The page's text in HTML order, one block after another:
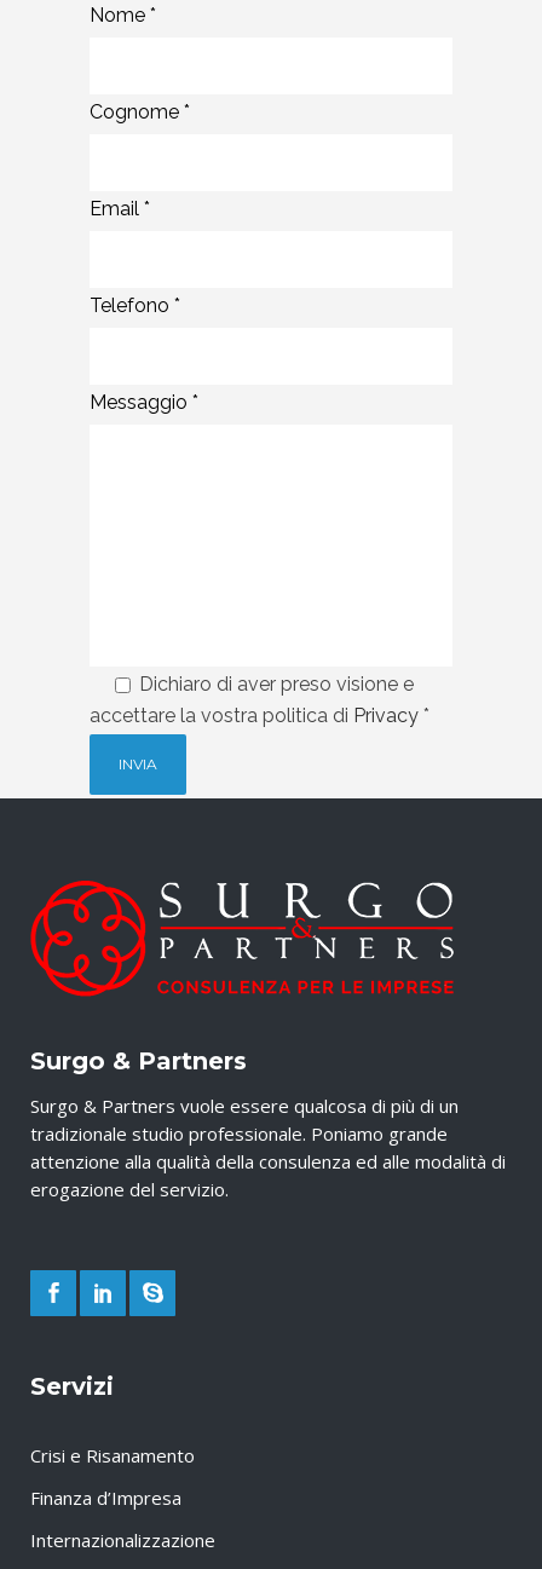
Nome *
Cognome *
Email *
Telefono *
Messaggio *
Dichiaro di aver preso visione e
accettare la vostra politica di Privacy *
Surgo & Partners
Surgo & Partners vuole essere qualcosa di più di un
tradizionale studio professionale. Poniamo grande
attenzione alla qualità della consulenza ed alle modalità di
erogazione del servizio.
Servizi
Crisi e Risanamento
Finanza d’Impresa
Internazionalizzazione